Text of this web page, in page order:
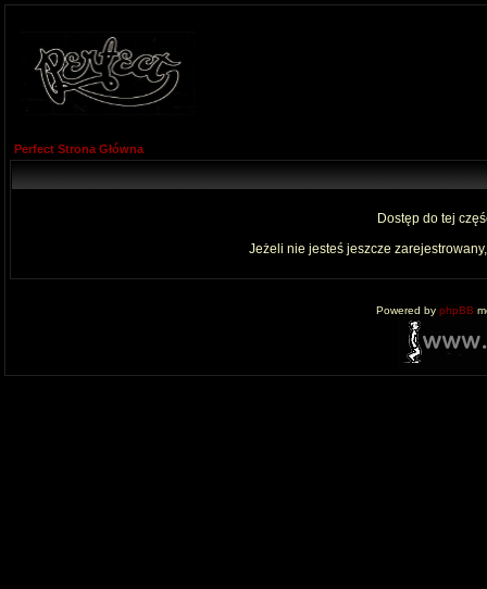
Perfect Strona Główna
Dostęp do tej
Jeżeli nie jesteś jeszcze
Powered by phpBB